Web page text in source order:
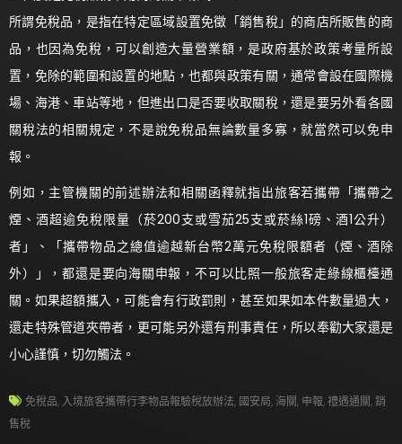
所謂免稅品，是指在特定區域設置免徵「銷售稅」的商店所販售的商
品，也因為免稅，可以創造大量營業額，是政府基於政策考量所設
置，免除的範圍和設置的地點，也都與政策有關，通常會設在國際機
場、海港、車站等地，但進出口是否要收取關稅，還是要另外看各國
關稅法的相關規定，不是說免稅品無論數量多寡，就當然可以免申
報。
例如，主管機關的前述辦法和相關函釋就指出旅客若攜帶「攜帶之
煙、酒超逾免稅限量（菸200支或雪茄25支或菸絲1磅、酒1公升）
者」、「攜帶物品之總值逾越新台幣2萬元免稅限額者（煙、酒除
外）」，都還是要向海關申報，不可以比照一般旅客走綠線櫃檯通
關。如果超額攜入，可能會有行政罰則，甚至如果如本件數量過大，
還走特殊管道夾帶者，更可能另外還有刑事責任，所以奉勸大家還是
小心謹慎，切勿觸法。
免稅品, 入境旅客攜帶行李物品報驗稅放辦法, 國安局, 海關, 申報,禮遇通關,銷
售稅